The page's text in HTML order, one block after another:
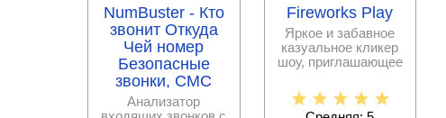
NumBuster - Кто
звонит Откуда
Чей номер
Безопасные
звонки, СМС
Анализатор
Fireworks Play
Яркое и забавное
казуальное кликер
шоу, приглашающее
команды по